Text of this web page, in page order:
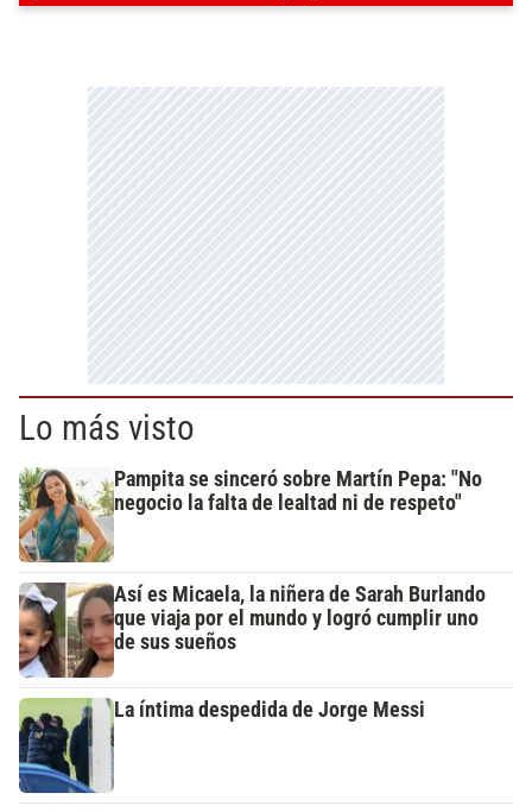
Lo más visto
Pampita se sinceró sobre Martín Pepa: "No
negocio la falta de lealtad ni de respeto"
Así es Micaela, la niñera de Sarah Burlando
que viaja por el mundo y logró cumplir uno
de sus sueños
La íntima despedida de Jorge Messi